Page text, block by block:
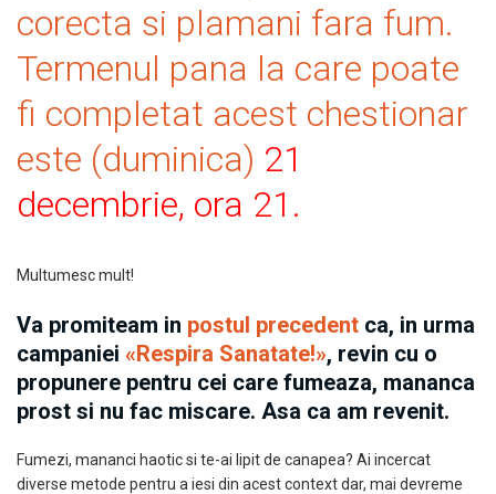
corecta si plamani fara fum.
Termenul pana la care poate
fi completat acest chestionar
este (duminica) 21
decembrie, ora 21.
Multumesc mult!
Va promiteam in postul precedent ca, in urma
campaniei «Respira Sanatate!», revin cu o
propunere pentru cei care fumeaza, mananca
prost si nu fac miscare. Asa ca am revenit.
Fumezi, mananci haotic si te-ai lipit de canapea? Ai incercat
diverse metode pentru a iesi din acest context dar, mai devreme